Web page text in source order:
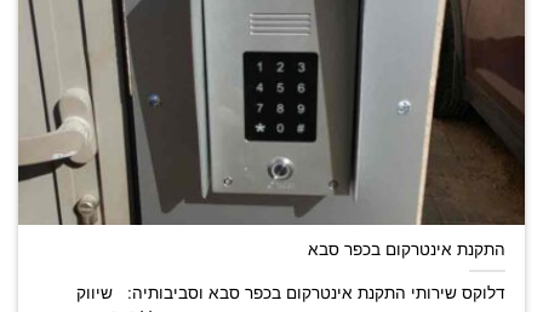
התקנת אינטרקום בכפר סבא
דלוקס שירותי התקנת אינטרקום בכפר סבא וסביבותיה: שיווק